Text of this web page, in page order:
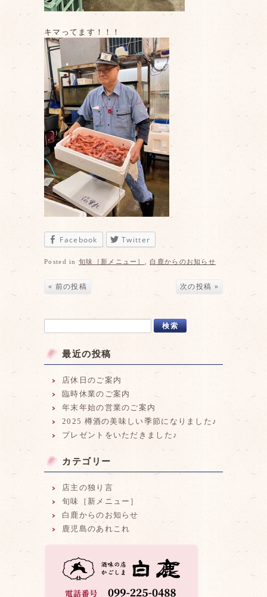
キマってます！！！
Facebook Twitter
Posted in 旬味［新メニュー］ ,白鹿からのお知らせ
« 前の投稿 次の投稿 »
最近の投稿
店休日のご案内
臨時休業のご案内
年末年始の営業のご案内
2025 樽酒の美味しい季節になりました♪
プレゼントをいただきました♪
カテゴリー
店主の独り言
旬味［新メニュー］
白鹿からのお知らせ
鹿児島のあれこれ